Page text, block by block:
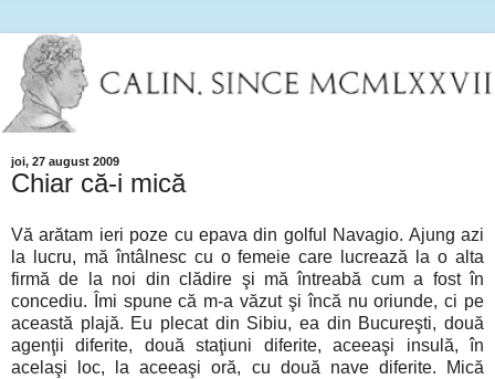
joi, 27 august 2009
Chiar că-i mică
Vă arătam ieri poze cu epava din golful Navagio. Ajung azi
la lucru, mă întâlnesc cu o femeie care lucrează la o alta
firmă de la noi din clădire şi mă întreabă cum a fost în
concediu. Îmi spune că m-a văzut şi încă nu oriunde, ci pe
această plajă. Eu plecat din Sibiu, ea din Bucureşti, două
agenţii diferite, două staţiuni diferite, aceeaşi insulă, în
acelaşi loc, la aceeaşi oră, cu două nave diferite. Mică